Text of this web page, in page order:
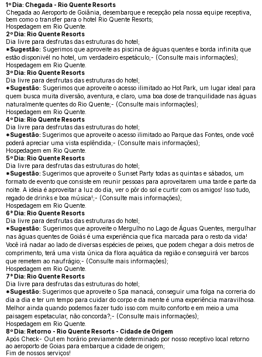
1º Dia: Chegada - Rio Quente Resorts
Chegada ao Aeroporto de Goiânia, desembarque e recepção pela nossa equipe receptiva,
bem como o transfer para o hotel Rio Quente Resorts;
Hospedagem em Rio Quente.
2º Dia: Rio Quente Resorts
Dia livre para desfrutas das estruturas do hotel;
*Sugestão: Sugerimos que aproveite as piscina de águas quentes e borda infinita que
estão disponivél no hotel, um verdadeiro espetáculo;- (Consulte mais informações);
Hospedagem em Rio Quente.
3º Dia: Rio Quente Resorts
Dia livre para desfrutas das estruturas do hotel;
*Sugestão: Sugerimos que aproveite o acesso ilimitado ao Hot Park, um lugar ideal para
quem busca muita diversão, aventura, e claro, uma boa dose de tranquilidade nas águas
naturalmente quentes do Rio Quente;- (Consulte mais informações);
Hospedagem em Rio Quente.
4º Dia: Rio Quente Resorts
Dia livre para desfrutas das estruturas do hotel;
*Sugestão: Sugerimos que aproveite o acesso ilimitado ao Parque das Fontes, onde você
poderá apreciar uma vista esplêndida;- (Consulte mais informações);
Hospedagem em Rio Quente.
5º Dia: Rio Quente Resorts
Dia livre para desfrutas das estruturas do hotel;
*Sugestão: Sugerimos que aproveite o Sunset Party todas as quintas e sábados, um
formato de evento que consiste em reunir pessoas para aproveitarem uma tarde e parte da
noite. A ideia é aproveitar a luz do dia, ver o pôr do sol e curtir com os amigos! Isso tudo,
regado de drinks e boa música!;- (Consulte mais informações);
Hospedagem em Rio Quente.
6° Dia: Rio Quente Resorts
Dia livre para desfrutas das estruturas do hotel;
*Sugestão: Sugerimos que aproveite o Mergulho no Lago de Águas Quentes, mergulhar
nas águas quentes de Goiás é uma experiência que fica marcada para o resto da vida!
Você irá nadar ao lado de diversas espécies de peixes, que podem chegar a dois metros de
comprimento, terá uma vista única da flora aquática da região e conseguirá ver barcos
que remetem ao naufrágio;- (Consulte mais informações);
Hospedagem em Rio Quente.
7° Dia: Rio Quente Resorts
Dia livre para desfrutas das estruturas do hotel;
*Sugestão: Sugerimos que aproveite o Spa manacá, conseguir uma folga na correria do
dia a dia e ter um tempo para cuidar do corpo e da mente é uma experiência maravilhosa.
Melhor ainda quando podemos fazer tudo isso com muito conforto e em meio a uma
paisagem espetacular, não concorda?;- (Consulte mais informações);
Hospedagem em Rio Quente.
8º Dia: Retorno - Rio Quente Resorts - Cidade de Origem
Após Check- Out em horário previamente determinado por nosso receptivo local retorno
ao aeroporto de Goias para embarque a cidade de origem;
Fim de nossos serviços!